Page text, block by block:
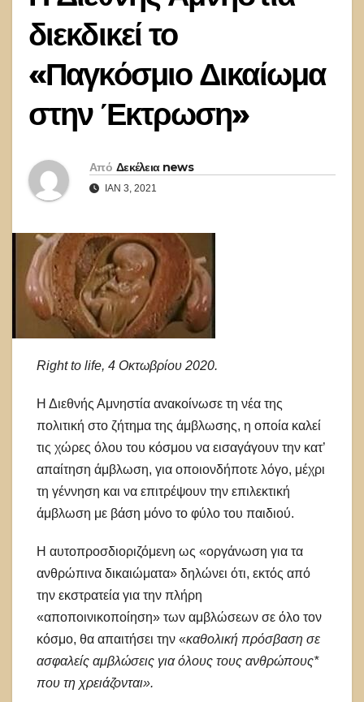
διεκδικεί το
«Παγκόσμιο Δικαίωμα
στην Έκτρωση»
Από Δεκέλεια news
ΙΑΝ 3, 2021
Right to life, 4 Οκτωβρίου 2020.
Η Διεθνής Αμνηστία ανακοίνωσε τη νέα της
πολιτική στο ζήτημα της άμβλωσης, η οποία καλεί
τις χώρες όλου του κόσμου να εισαγάγουν την κατ’
απαίτηση άμβλωση, για οποιονδήποτε λόγο, μέχρι
τη γέννηση και να επιτρέψουν την επιλεκτική
άμβλωση με βάση μόνο το φύλο του παιδιού.
Η αυτοπροσδιοριζόμενη ως «οργάνωση για τα
ανθρώπινα δικαιώματα» δηλώνει ότι, εκτός από
την εκστρατεία για την πλήρη
«αποποινικοποίηση» των αμβλώσεων σε όλο τον
κόσμο, θα απαιτήσει την «καθολική πρόσβαση σε
ασφαλείς αμβλώσεις για όλους τους ανθρώπους*
που τη χρειάζονται».